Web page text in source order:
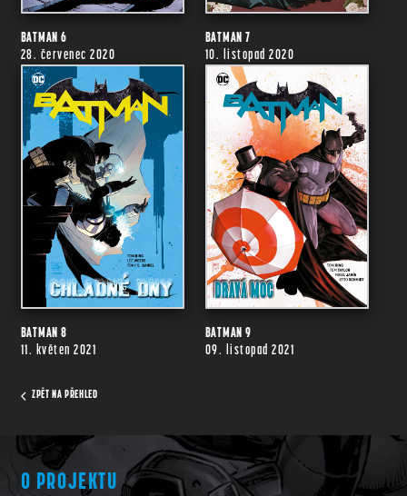
BATMAN 6
28. červenec 2020
BATMAN 7
10. listopad 2020
BATMAN 8
11. květen 2021
BATMAN 9
09. listopad 2021
ZPĚT NA PŘEHLED
O PROJEKTU